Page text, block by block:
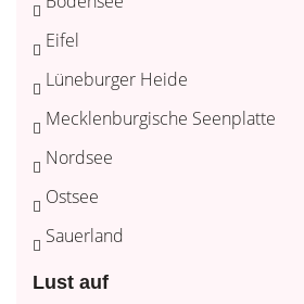
Eifel
Lüneburger Heide
Mecklenburgische Seenplatte
Nordsee
Ostsee
Sauerland
Lust auf